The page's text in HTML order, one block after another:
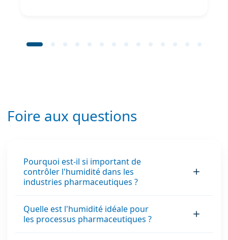
Foire aux questions
Pourquoi est-il si important de
contrôler l'humidité dans les
industries pharmaceutiques ?
Quelle est l'humidité idéale pour
les processus pharmaceutiques ?